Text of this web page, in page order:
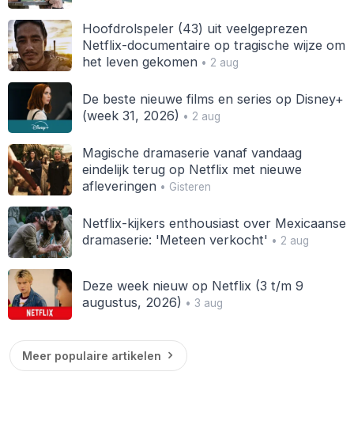
Hoofdrolspeler (43) uit veelgeprezen
Netflix-documentaire op tragische wijze om
het leven gekomen• 2 aug
De beste nieuwe films en series op Disney+
(week 31, 2026) • 2 aug
Magische dramaserie vanaf vandaag
eindelijk terug op Netflix met nieuwe
afleveringen• Gisteren
Netflix-kijkers enthousiast over Mexicaanse
dramaserie: 'Meteen verkocht' • 2 aug
Deze week nieuw op Netflix (3 t/m 9
augustus, 2026) • 3 aug
Meer populaire artikelen